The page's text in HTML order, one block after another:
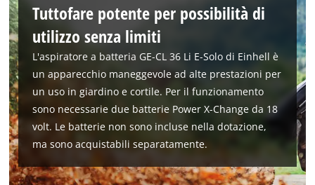
Tuttofare potente per possibilità di
utilizzo senza limiti
L'aspiratore a batteria GE-CL 36 Li E-Solo di Einhell è
un apparecchio maneggevole ad alte prestazioni per
un uso in giardino e cortile. Per il funzionamento
sono necessarie due batterie Power X-Change da 18
volt. Le batterie non sono incluse nella dotazione,
ma sono acquistabili separatamente.